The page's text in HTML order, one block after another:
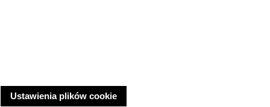
Ustawienia plików cookie